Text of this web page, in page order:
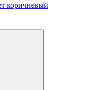
коричневый